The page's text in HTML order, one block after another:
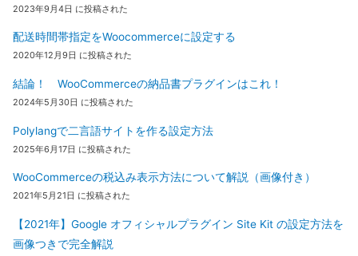
2023年9月4日 に投稿された
配送時間帯指定をWoocommerceに設定する
2020年12月9日 に投稿された
結論！ WooCommerceの納品書プラグインはこれ！
2024年5月30日 に投稿された
Polylangで二言語サイトを作る設定方法
2025年6月17日 に投稿された
WooCommerceの税込み表示方法について解説（画像付き）
2021年5月21日 に投稿された
【2021年】Google オフィシャルプラグイン Site Kit の設定方法を
画像つきで完全解説